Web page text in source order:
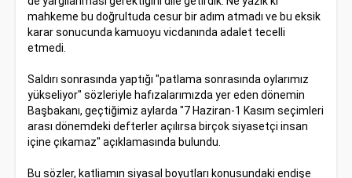
mahkeme bu doğrultuda cesur bir adım atmadı ve bu eksik
karar sonucunda kamuoyu vicdanında adalet tecelli
etmedi.
Saldırı sonrasında yaptığı "patlama sonrasında oylarımız
yükseliyor" sözleriyle hafızalarımızda yer eden dönemin
Başbakanı, geçtiğimiz aylarda "7 Haziran-1 Kasım seçimleri
arası dönemdeki defterler açılırsa birçok siyasetçi insan
içine çıkamaz" açıklamasında bulundu.
Bu sözler, katliamın siyasal boyutları konusundaki endişe